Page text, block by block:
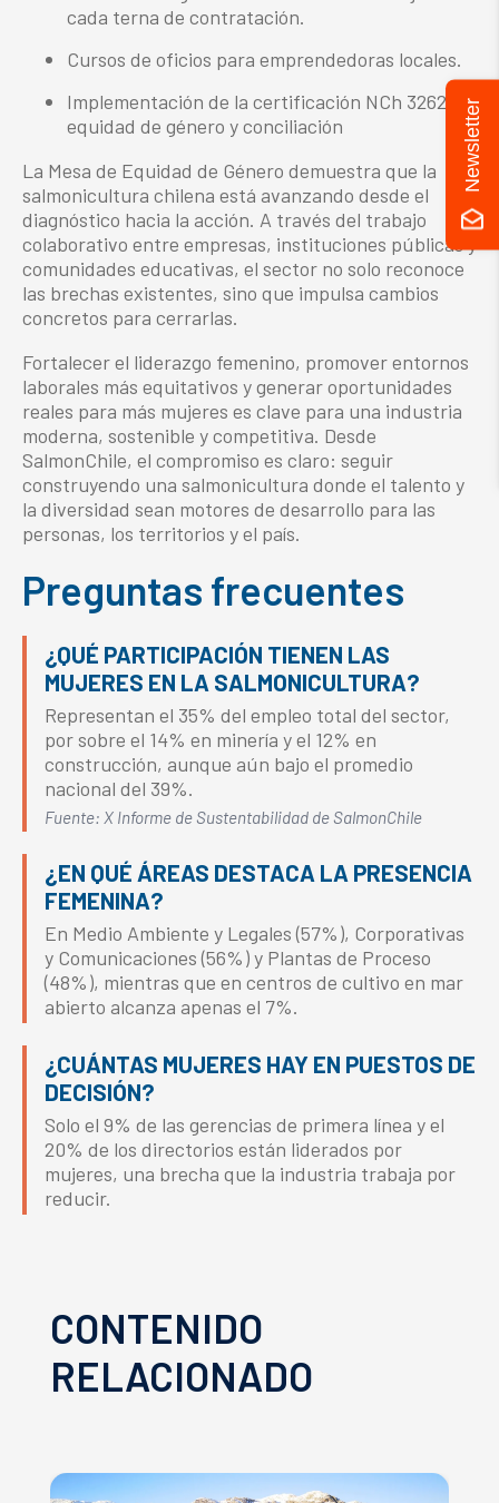
cada terna de contratación.
Cursos de oficios para emprendedoras locales.
Implementación de la certificación NCh 3262 en
equidad de género y conciliación
La Mesa de Equidad de Género demuestra que la
salmonicultura chilena está avanzando desde el
diagnóstico hacia la acción. A través del trabajo
colaborativo entre empresas, instituciones públicas y
comunidades educativas, el sector no solo reconoce
las brechas existentes, sino que impulsa cambios
concretos para cerrarlas.
Fortalecer el liderazgo femenino, promover entornos
laborales más equitativos y generar oportunidades
reales para más mujeres es clave para una industria
moderna, sostenible y competitiva. Desde
SalmonChile, el compromiso es claro: seguir
construyendo una salmonicultura donde el talento y
la diversidad sean motores de desarrollo para las
personas, los territorios y el país.
Preguntas frecuentes
¿QUÉ PARTICIPACIÓN TIENEN LAS
MUJERES EN LA SALMONICULTURA?
Representan el 35% del empleo total del sector,
por sobre el 14% en minería y el 12% en
construcción, aunque aún bajo el promedio
nacional del 39%.
Fuente: X Informe de Sustentabilidad de SalmonChile
¿EN QUÉ ÁREAS DESTACA LA PRESENCIA
FEMENINA?
En Medio Ambiente y Legales (57%), Corporativas
y Comunicaciones (56%) y Plantas de Proceso
(48%), mientras que en centros de cultivo en mar
abierto alcanza apenas el 7%.
¿CUÁNTAS MUJERES HAY EN PUESTOS DE
DECISIÓN?
Solo el 9% de las gerencias de primera línea y el
20% de los directorios están liderados por
mujeres, una brecha que la industria trabaja por
reducir.
CONTENIDO
RELACIONADO
Newsletter